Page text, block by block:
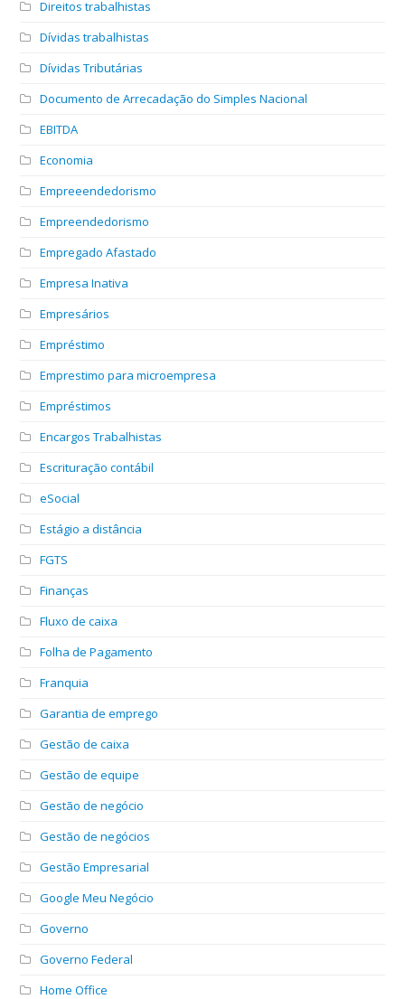
Direitos trabalhistas
Dívidas trabalhistas
Dívidas Tributárias
Documento de Arrecadação do Simples Nacional
EBITDA
Economia
Empreeendedorismo
Empreendedorismo
Empregado Afastado
Empresa Inativa
Empresários
Empréstimo
Emprestimo para microempresa
Empréstimos
Encargos Trabalhistas
Escrituração contábil
eSocial
Estágio a distância
FGTS
Finanças
Fluxo de caixa
Folha de Pagamento
Franquia
Garantia de emprego
Gestão de caixa
Gestão de equipe
Gestão de negócio
Gestão de negócios
Gestão Empresarial
Google Meu Negócio
Governo
Governo Federal
Home Office